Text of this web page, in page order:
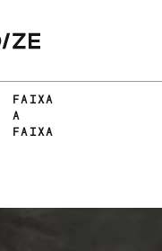
FAIXA
A
FAIXA